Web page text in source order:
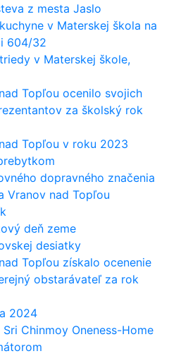
z mesta Jaslo
v Materskej škola na
604/32
v Materskej škole,
Topľou ocenilo svojich
za školský rok
Topľou v roku 2023
dopravného značenia
Vranov nad Topľou
deň zeme
desiatky
Topľou získalo ocenenie
obstarávateľ za rok
2024
Chinmoy Oneness-Home